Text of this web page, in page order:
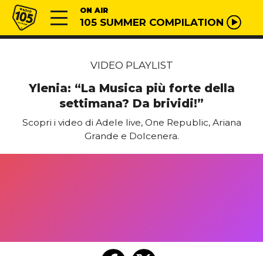
Vai al contenuto
Radio 105 ON AIR
105 SUMMER COMPILATION
VIDEO PLAYLIST
Ylenia: “La Musica più forte della
settimana? Da brividi!”
Scopri i video di Adele live, One Republic, Ariana
Grande e Dolcenera.